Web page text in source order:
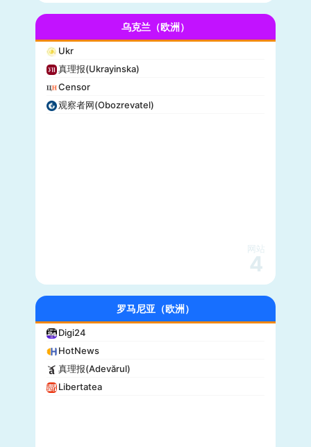
乌克兰（欧洲）
Ukr
真理报(Ukrayinska)
Censor
观察者网(Obozrevatel)
网站
4
罗马尼亚（欧洲）
Digi24
HotNews
真理报(Adevărul)
Libertatea